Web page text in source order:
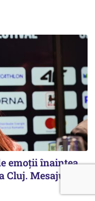
emoții înaintea
Mesajul